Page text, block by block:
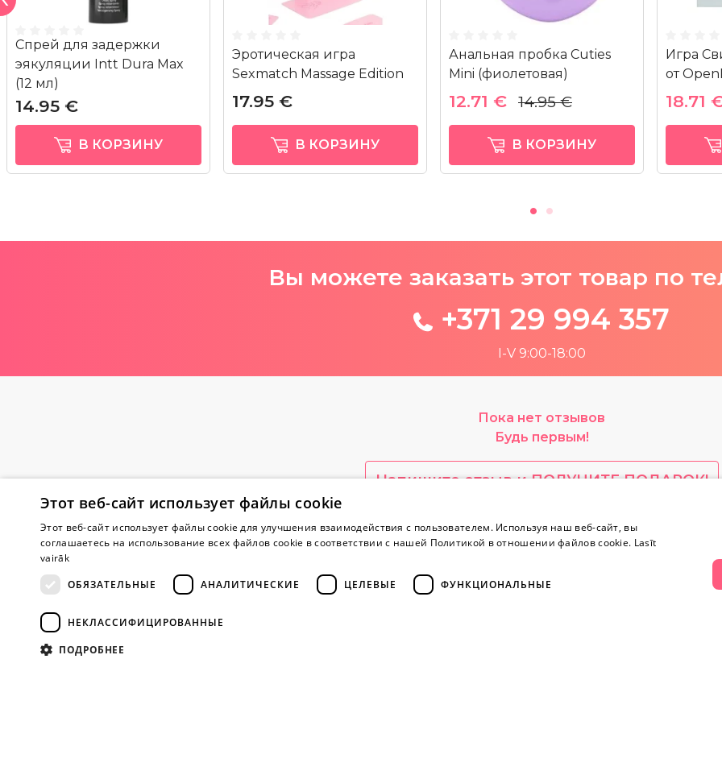
Спрей для задержки
эякуляции Intt Dura Max
(12 мл)
14.95 €
В КОРЗИНУ
Эротическая игра
Sexmatch Massage Edition
17.95 €
В КОРЗИНУ
Анальная пробка Cuties
Mini (фиолетовая)
12.71 € 14.95 €
В КОРЗИНУ
Игра
от
18.71
Вы можете заказать этот товар по
+371 29 994 357
I-V 9:00-18:00
Пока нет отзывов
Будь первым!
Напишите отзыв и ПОЛУЧИТЕ ПОДАРОК!
Внимание! Yesyes.lv содержит откровенную сексуальную
О магазине
Этот веб-сайт использует файлы cookie
Этот веб-сайт использует файлы cookie для улучшения взаимодействия с пользователем. Используя наш веб-сайт, вы
соглашаетесь на использование всех файлов cookie в соответствии с нашей Политикой в ​​отношении файлов cookie. Lasīt
vairāk
ОБЯЗАТЕЛЬНЫЕ
АНАЛИТИЧЕСКИЕ ЦЕЛЕВЫЕ ФУНКЦИОНАЛЬНЫЕ
НЕКЛАССИФИЦИРОВАННЫЕ
ПОДРОБНЕЕ